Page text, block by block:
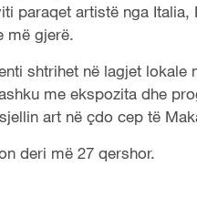
paraqet artistë nga Italia,
më gjerë.
shtrihet në lagjet lokale
me ekspozita dhe
art në çdo cep të
deri më 27 qershor.